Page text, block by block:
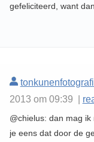
gefeliciteerd, want
2013 om 09:39 |
@chielus: dan mag
je eens dat door de